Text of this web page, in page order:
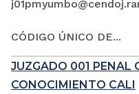
CÓDIGO ÚNICO DE...
JUZGADO 001 PENAL
CONOCIMIENTO CALI